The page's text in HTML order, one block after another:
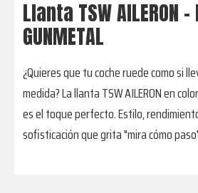
Llanta TSW AILERON -
GUNMETAL
¿Quieres que tu coche ruede como si
medida? La llanta TSW AILERON en
es el toque perfecto. Estilo,
sofisticación que grita "mira cómo